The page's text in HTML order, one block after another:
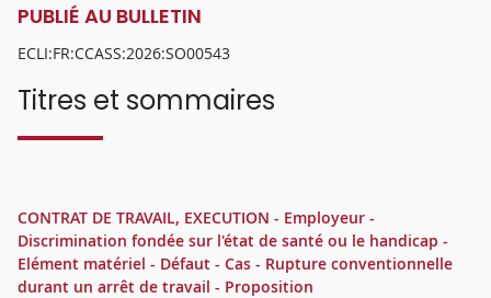
PUBLIÉ AU BULLETIN
ECLI:FR:CCASS:2026:SO00543
Titres et sommaires
CONTRAT DE TRAVAIL, EXECUTION - Employeur -
Discrimination fondée sur l'état de santé ou le handicap -
Elément matériel - Défaut - Cas - Rupture conventionnelle
durant un arrêt de travail - Proposition